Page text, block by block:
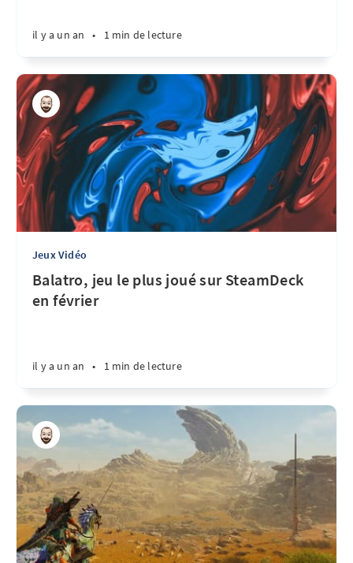
il y a un an • 1 min de lecture
Jeux Vidéo
Balatro, jeu le plus joué sur SteamDeck
en février
il y a un an • 1 min de lecture